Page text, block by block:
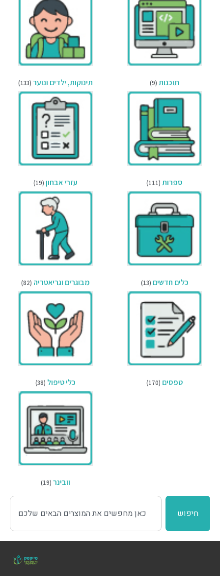
תינוקות, ילדים ונוער (133) תוכנות (9)
עזרי אבחון (19) ספרות (111)
מבוגרים וגריאטריה (82) כלים חדשים (13)
כלי טיפול (38) טפסים (170)
וובינר (19)
חיפוש